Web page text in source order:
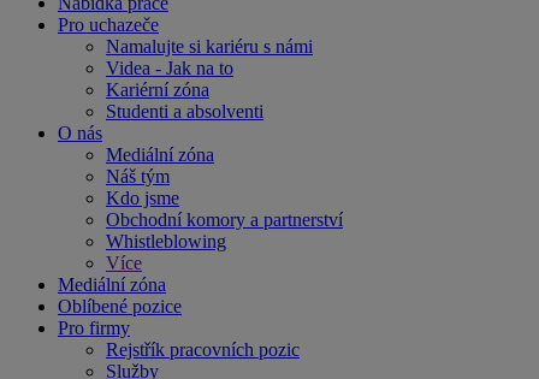
Pro uchazeče
Namalujte si kariéru s námi
Videa - Jak na to
Kariérní zóna
Studenti a absolventi
O nás
Mediální zóna
Náš tým
Kdo jsme
Obchodní komory a partnerství
Whistleblowing
Více
Mediální zóna
Oblíbené pozice
Pro firmy
Rejstřík pracovních pozic
Služby